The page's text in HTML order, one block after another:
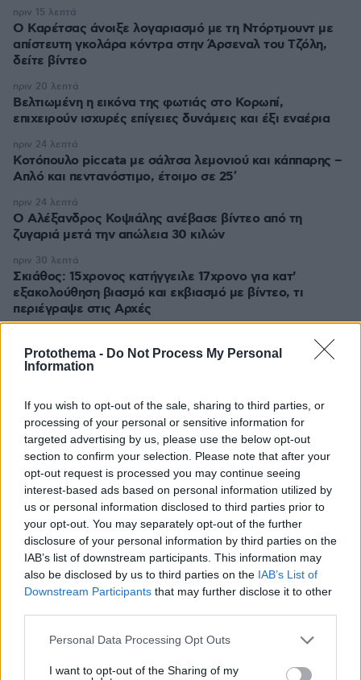
Protothema - Do Not Process My Personal
Information
If you wish to opt-out of the sale, sharing to third parties, or
processing of your personal or sensitive information for
targeted advertising by us, please use the below opt-out
section to confirm your selection. Please note that after your
opt-out request is processed you may continue seeing
interest-based ads based on personal information utilized by
us or personal information disclosed to third parties prior to
your opt-out. You may separately opt-out of the further
disclosure of your personal information by third parties on the
IAB’s list of downstream participants. This information may
also be disclosed by us to third parties on the IAB’s List of
Downstream Participants that may further disclose it to other
Please note that this website/app uses one or more Google
not limited to your visit or usage behaviour. You may click to
Personal Data Processing Opt Outs
I want to opt-out of the Sharing of my
Ο Καρέτσας άνοιξε λογαριασμό με τη Ντόρτμουντ με
απίστευτη γκολάρα κόντρα στην Άρσεναλ του Τζόλη,
δείτε βίντεο
πριν 15 λεπτά
Βελτιωμένη η εικόνα της φωτιάς στο Κορωπί,
επιχειρούν ισχυρές επίγειες δυνάμεις και έξι εναέρια
πριν 20 λεπτά
Κοτόπουλο piccata με σάλτσα λεμονιού και κάππαρης –
Απλό και πεντανόστιμο, έτοιμο σε 25′
πριν 24 λεπτά
Ο Αλέξανδρος Κοψιάλης ανέβασε βίντεο από τη
ζυγαριά μετά την απώλεια 30 κιλών
πριν 24 λεπτά
Σκιάθος: 15χρονος κατήγγειλε 17χρονο για κατ'
εξακολούθηση βιασμό και εκβιασμό με βίντεο, τι
περιέγραψε στις Αρχές
πριν 30 λεπτά
Απατεώνας άρπαξε 400.000 ευρώ και κοσμήματα από
ηλικιωμένη στη Βοιωτία
Πάργα: Εκεί που η ηπειρωτική Ελλάδα μοιάζει με νησί
Το πιο συχνό λάθος όταν ψωνίζουμε τρόφιμα το
καλοκαίρι – Και πώς να το αποφύγουμε
πριν 35 λεπτά
ΔΕΙΤΕ ΟΛΕΣ ΤΙΣ ΕΙΔΗΣΕΙΣ
ΤΑ ΠΙΟ ΔΗΜΟΦΙΛΗ